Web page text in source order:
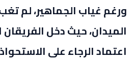
ورغم غياب الجماهير، لم
الميدان، حيث دخل الفريقان
اعتماد الرجاء على